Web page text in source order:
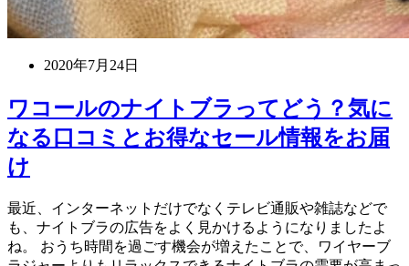
2020年7月24日
ワコールのナイトブラってどう？気に
なる口コミとお得なセール情報をお届
け
最近、インターネットだけでなくテレビ通販や雑誌などで
も、ナイトブラの広告をよく見かけるようになりましたよ
ね。 おうち時間を過ごす機会が増えたことで、ワイヤーブ